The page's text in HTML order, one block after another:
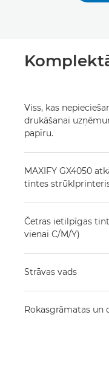
Viss, kas
drukāšanai
papīru.
MAXIFY GX4050
tintes
Četras ietilpīgas
vienai C/M/Y)
Strāvas vads
Rokasgrāmatas